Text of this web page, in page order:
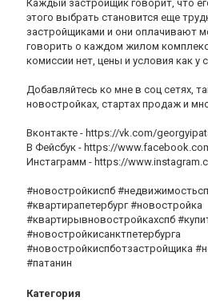
Каждый застройщик говорит, что
этого выбрать становится еще
застройщиками и они оплачивают
говорить о каждом жилом
комиссии нет, цены и условия как у
Добавляйтесь ко мне в соц сетях,
новостройках, стартах продаж и
Вконтакте - https://vk.com/
В Фейсбук - https://
Инстаграмм - https://
#новостройкиспб
#квартирапетербург #новостройка
#квартирывновостройкахспб
#новостройкисанктпетербурга
#новостройкиспботзастройщика
#патанин
Категория